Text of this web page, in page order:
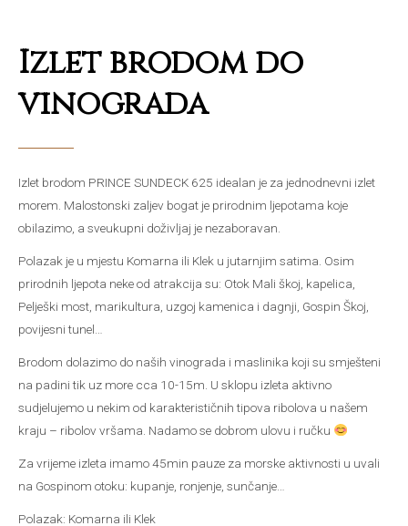
Izlet brodom do
vinograda
Izlet brodom PRINCE SUNDECK 625 idealan je za jednodnevni izlet
morem. Malostonski zaljev bogat je prirodnim ljepotama koje
obilazimo, a sveukupni doživljaj je nezaboravan.
Polazak je u mjestu Komarna ili Klek u jutarnjim satima. Osim
prirodnih ljepota neke od atrakcija su: Otok Mali škoj, kapelica,
Pelješki most, marikultura, uzgoj kamenica i dagnji, Gospin Škoj,
povijesni tunel…
Brodom dolazimo do naših vinograda i maslinika koji su smješteni
na padini tik uz more cca 10-15m. U sklopu izleta aktivno
sudjelujemo u nekim od karakterističnih tipova ribolova u našem
kraju – ribolov vršama. Nadamo se dobrom ulovu i ručku
Za vrijeme izleta imamo 45min pauze za morske aktivnosti u uvali
na Gospinom otoku: kupanje, ronjenje, sunčanje…
Polazak: Komarna ili Klek